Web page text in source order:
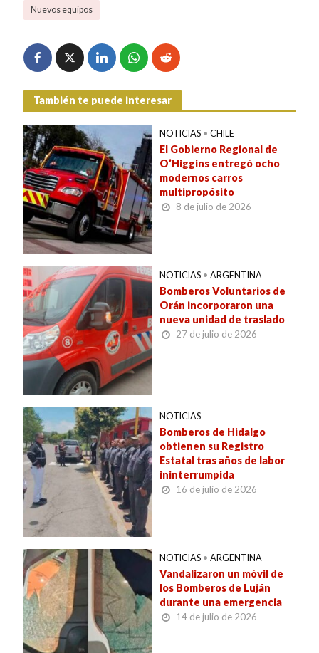
Nuevos equipos
También te puede interesar
NOTICIAS • CHILE
El Gobierno Regional de
O’Higgins entregó ocho
modernos carros
multipropósito
8 de julio de 2026
NOTICIAS • ARGENTINA
Bomberos Voluntarios de
Orán incorporaron una
nueva unidad de traslado
27 de julio de 2026
NOTICIAS
Bomberos de Hidalgo
obtienen su Registro
Estatal tras años de labor
ininterrumpida
16 de julio de 2026
NOTICIAS • ARGENTINA
Vandalizaron un móvil de
los Bomberos de Luján
durante una emergencia
14 de julio de 2026